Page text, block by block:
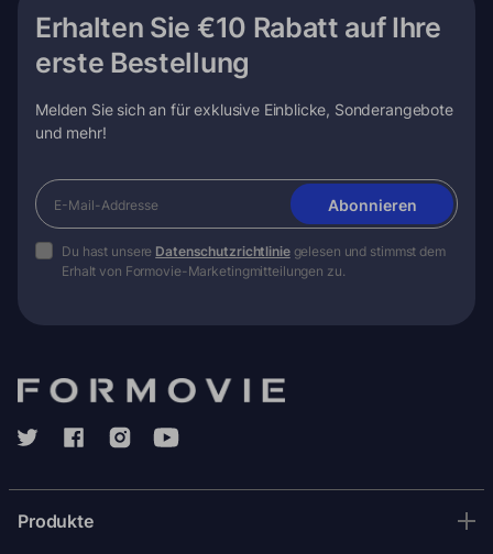
Erhalten Sie €10 Rabatt auf Ihre
erste Bestellung
Melden Sie sich an für exklusive Einblicke, Sonderangebote
und mehr!
Abonnieren
Du hast unsere Datenschutzrichtliniegelesen und stimmst dem
Erhalt von Formovie-Marketingmitteilungen zu.
Produkte